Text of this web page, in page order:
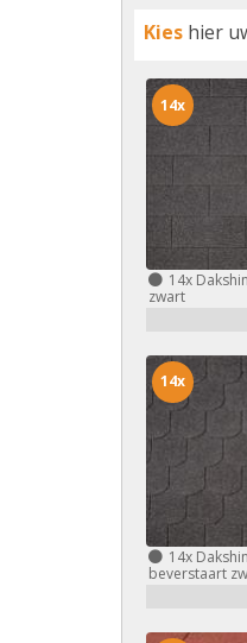
Kies hier
14x
zwart
14x
14x
beverstaart
14x